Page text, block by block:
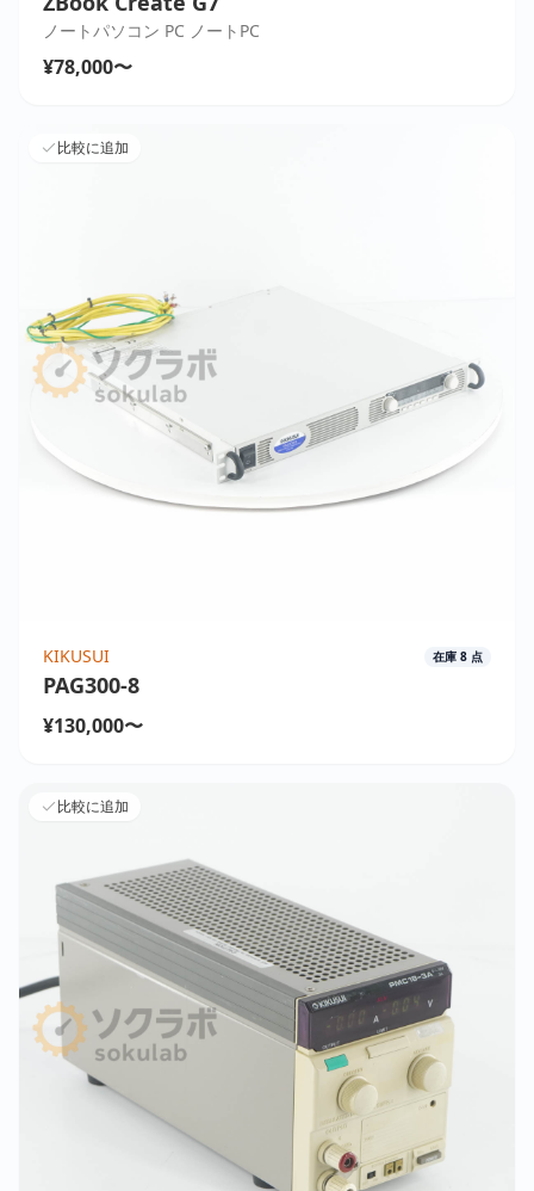
ノートパソコン PC ノートPC
¥78,000〜
比較に追加
KIKUSUI 在庫 8 点
PAG300-8
¥130,000〜
比較に追加